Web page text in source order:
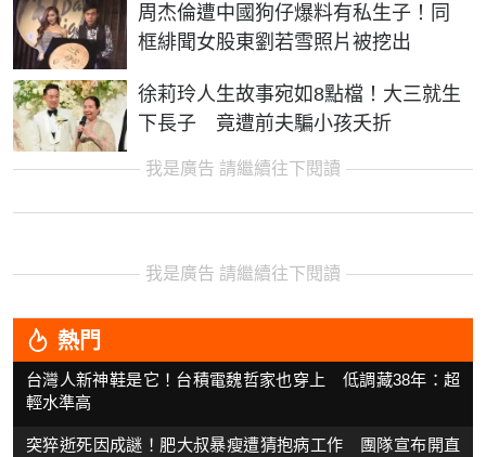
周杰倫遭中國狗仔爆料有私生子！同
框緋聞女股東劉若雪照片被挖出
徐莉玲人生故事宛如8點檔！大三就生
下長子 竟遭前夫騙小孩夭折
我是廣告 請繼續往下閱讀
我是廣告 請繼續往下閱讀
熱門
台灣人新神鞋是它！台積電魏哲家也穿上 低調藏38年：超
輕水準高
突猝逝死因成謎！肥大叔暴瘦遭猜抱病工作 團隊宣布開直